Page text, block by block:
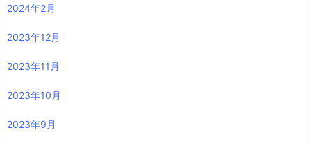
2024年2月
2023年12月
2023年11月
2023年10月
2023年9月